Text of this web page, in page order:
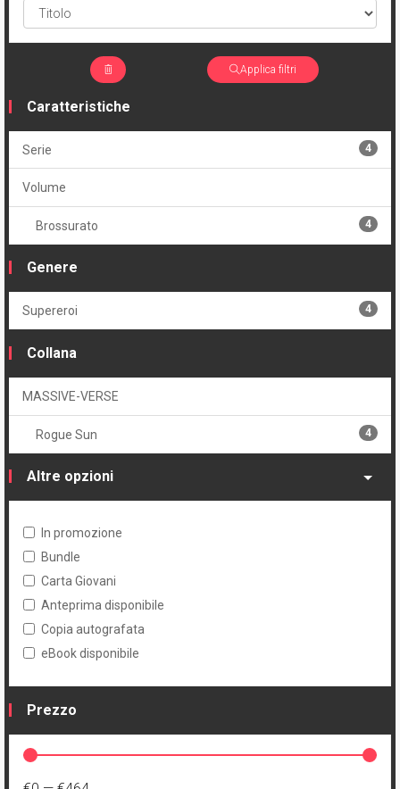
Applica filtri
Caratteristiche
Serie 4
Volume
Brossurato 4
Genere
Supereroi 4
Collana
MASSIVE-VERSE
Rogue Sun 4
Altre opzioni
In promozione
Bundle
Carta Giovani
Anteprima disponibile
Copia autografata
eBook disponibile
Prezzo